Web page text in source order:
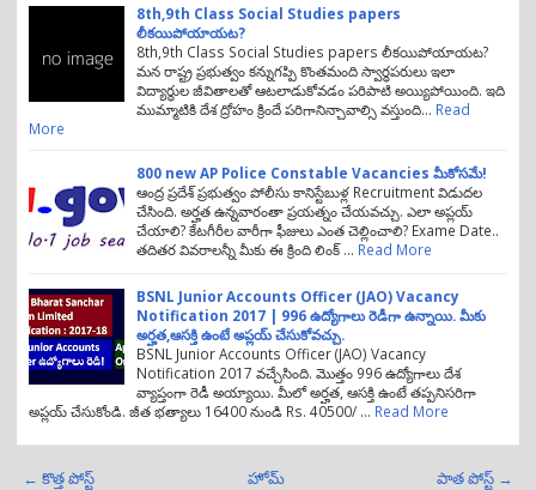
8th,9th Class Social Studies papers
లీకయిపోయాయట?
8th,9th Class Social Studies papers లీకయిపోయాయట?
మన రాష్ట్ర ప్రభుత్వం కన్నుగప్పి కొంతమంది స్వార్ధపరులు ఇలా
విద్యార్ధుల జీవితాలతో ఆటలాడుకోవడం పరిపాటి అయ్యిపోయింది. ఇది
ముమ్మాటికి దేశ ద్రోహం క్రిందే పరిగానిన్చావాల్సి వస్తుంది… Read
More
800 new AP Police Constable Vacancies మీకోసమే!
ఆంద్ర ప్రదేశ్ ప్రభుత్వం పోలీసు కానిస్టేబుళ్ల Recruitment విడుదల
చేసింది. అర్హత ఉన్నవారంతా ప్రయత్నం చేయవచ్చు. ఎలా అప్లయ్
చేయాలి? కేటగీరీల వారీగా ఫీజులు ఎంత చెల్లించాలి? Exame Date..
తదితర వివరాలన్నీ మీకు ఈ క్రింది లింక్ … Read More
BSNL Junior Accounts Officer (JAO) Vacancy
Notification 2017 | 996 ఉద్యోగాలు రెడీగా ఉన్నాయి. మీకు
అర్హత,ఆసక్తి ఉంటే అప్లయ్ చేసుకోవచ్చు.
BSNL Junior Accounts Officer (JAO) Vacancy
Notification 2017 వచ్చేసింది. మొత్తం 996 ఉద్యోగాలు దేశ
వ్యాప్తంగా రెడీ అయ్యాయి. మీలో అర్హత, ఆసక్తి ఉంటే తప్పనిసరిగా
అప్లయ్ చేసుకోండి. జీత భత్యాలు 16400 నుండి Rs. 40500/ … Read More
← కొత్త పోస్ట్ పాత పోస్ట్ →
హోమ్